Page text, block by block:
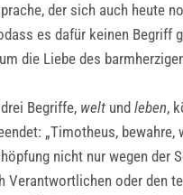
der sich auch heute
es dafür keinen Begriff
die Liebe des
Begriffe, welt und leben,
„Timotheus,
nicht nur wegen
Verantwortlichen oder den